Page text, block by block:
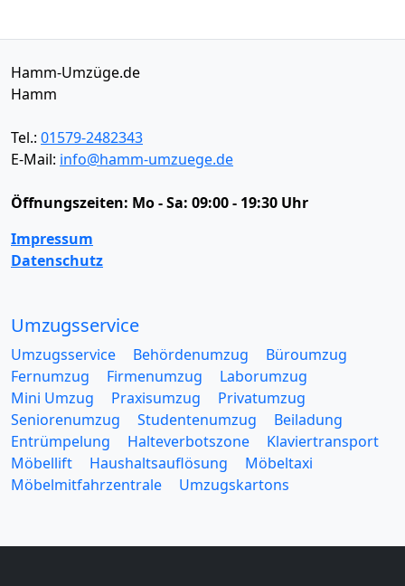
Hamm-Umzüge.de
Hamm
Tel.: 01579-2482343
E-Mail: info@hamm-umzuege.de
Öffnungszeiten: Mo - Sa: 09:00 - 19:30 Uhr
Impressum
Datenschutz
Umzugsservice
Umzugsservice Behördenumzug
Büroumzug
Fernumzug
Firmenumzug
Laborumzug
Mini Umzug
Praxisumzug
Privatumzug
Seniorenumzug
Studentenumzug
Beiladung
Entrümpelung
Halteverbotszone
Klaviertransport
Möbellift
Haushaltsauflösung
Möbeltaxi
Möbelmitfahrzentrale
Umzugskartons